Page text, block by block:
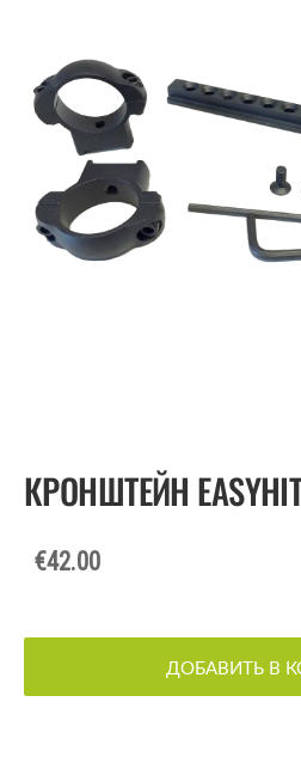
КРОНШТЕЙН
€42.00
ДОБАВИТЬ В